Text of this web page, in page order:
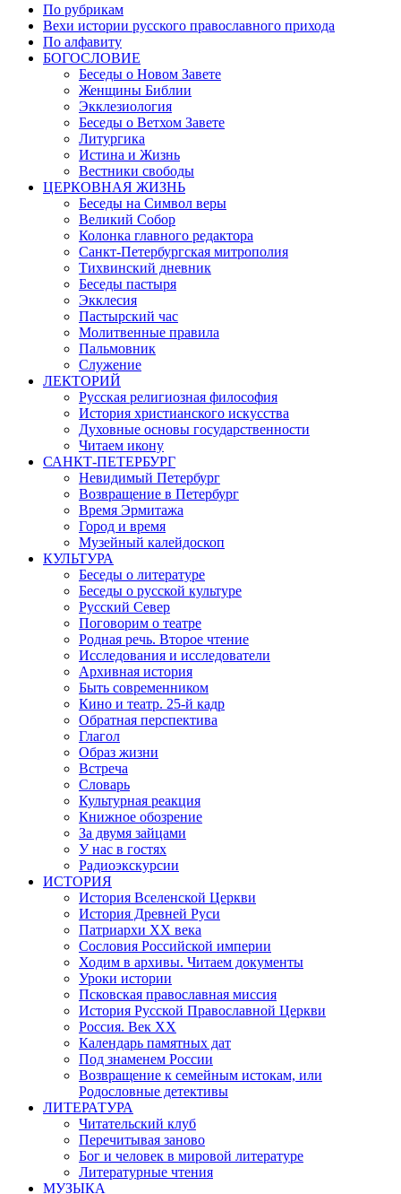
По рубрикам
Вехи истории русского православного прихода
По алфавиту
БОГОСЛОВИЕ
Беседы о Новом Завете
Женщины Библии
Экклезиология
Беседы о Ветхом Завете
Литургика
Истина и Жизнь
Вестники свободы
ЦЕРКОВНАЯ ЖИЗНЬ
Беседы на Символ веры
Великий Собор
Колонка главного редактора
Санкт-Петербургская митрополия
Тихвинский дневник
Беседы пастыря
Экклесия
Пастырский час
Молитвенные правила
Пальмовник
Служение
ЛЕКТОРИЙ
Русская религиозная философия
История христианского искусства
Духовные основы государственности
Читаем икону
САНКТ-ПЕТЕРБУРГ
Невидимый Петербург
Возвращение в Петербург
Время Эрмитажа
Город и время
Музейный калейдоскоп
КУЛЬТУРА
Беседы о литературе
Беседы о русской культуре
Русский Север
Поговорим о театре
Родная речь. Второе чтение
Исследования и исследователи
Архивная история
Быть современником
Кино и театр. 25-й кадр
Обратная перспектива
Глагол
Образ жизни
Встреча
Словарь
Культурная реакция
Книжное обозрение
За двумя зайцами
У нас в гостях
Радиоэкскурсии
ИСТОРИЯ
История Вселенской Церкви
История Древней Руси
Патриархи XX века
Сословия Российской империи
Ходим в архивы. Читаем документы
Уроки истории
Псковская православная миссия
История Русской Православной Церкви
Россия. Век ХХ
Календарь памятных дат
Под знаменем России
Возвращение к семейным истокам, или
Родословные детективы
ЛИТЕРАТУРА
Читательский клуб
Перечитывая заново
Бог и человек в мировой литературе
Литературные чтения
МУЗЫКА